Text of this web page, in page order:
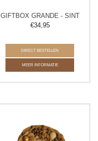
GIFTBOX GRANDE - SINT
€34,95
DIRECT BESTELLEN
MEER INFORMATIE